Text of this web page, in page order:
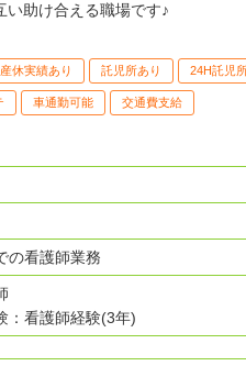
助け合える職場です♪
産休実績あり 託児所あり 24H託児
車通勤可能 交通費支給
の看護師業務
：看護師経験(3年)